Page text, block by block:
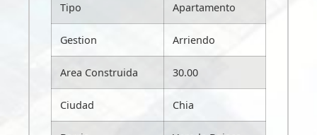
Tipo Apartamento
Gestion Arriendo
Area Construida 30.00
Ciudad Chia